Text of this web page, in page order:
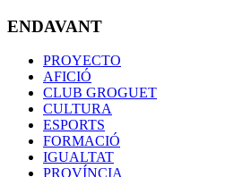
ENDAVANT
PROYECTO
AFICIÓ
CLUB GROGUET
CULTURA
ESPORTS
FORMACIÓ
IGUALTAT
PROVÍNCIA